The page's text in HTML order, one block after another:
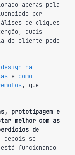
apenas pela
por
de cliques
quais
do cliente pode
na
e como
, que
prototipagem e
melhor com as
de
se
está funcionando